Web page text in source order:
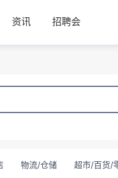
资讯 招聘会
物流/仓储 超市/百货/